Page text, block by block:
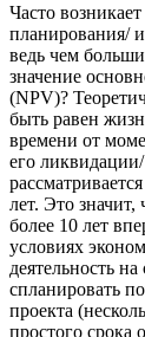
Часто
планирования/
ведь чем
значение
(NPV)?
быть равен
времени от
его
лет. Это
более 10 лет
условиях
деятельность
спланировать
проекта
простого срока